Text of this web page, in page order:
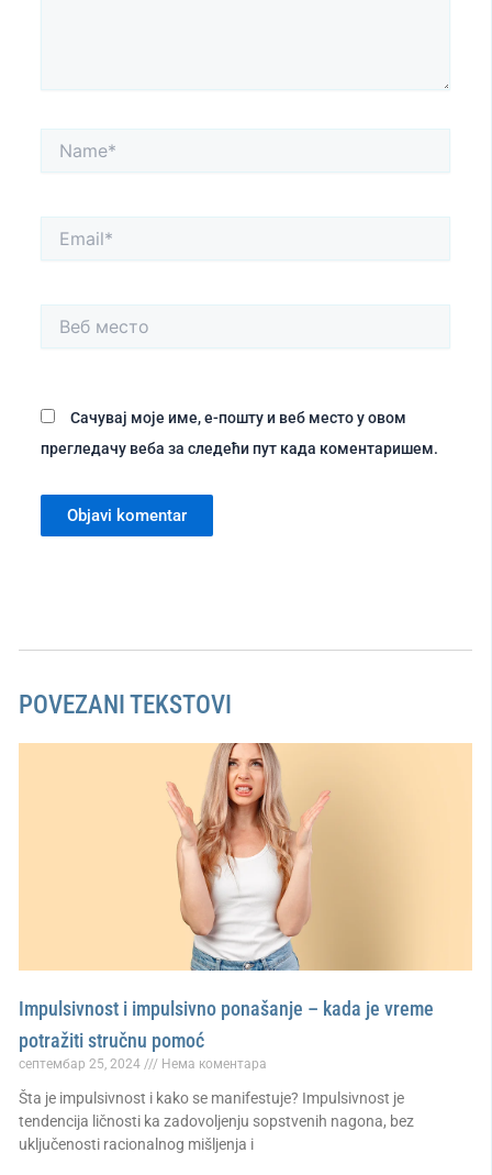
Name*
Email*
Веб
место
Сачувај моје име, е-пошту и веб место у овом
прегледачу веба за следећи пут када коментаришем.
POVEZANI TEKSTOVI
Impulsivnost i impulsivno ponašanje – kada je vreme
potražiti stručnu pomoć
септембар 25, 2024 Нема коментара
Šta je impulsivnost i kako se manifestuje? Impulsivnost je
tendencija ličnosti ka zadovoljenju sopstvenih nagona, bez
uključenosti racionalnog mišljenja i